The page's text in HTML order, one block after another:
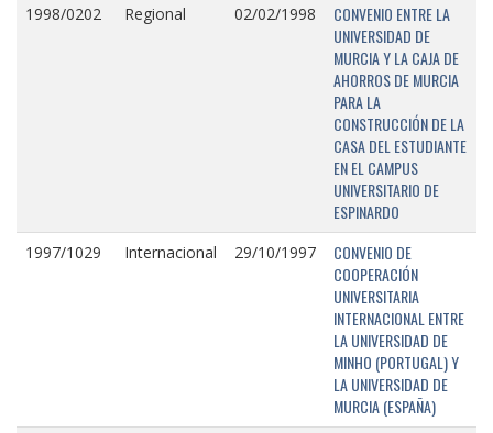
1998/0202 Regional 02/02/1998
CONVENIO ENTRE LA
UNIVERSIDAD DE
MURCIA Y LA CAJA DE
AHORROS DE MURCIA
PARA LA
CONSTRUCCIÓN DE LA
CASA DEL ESTUDIANTE
EN EL CAMPUS
UNIVERSITARIO DE
ESPINARDO
1997/1029 Internacional 29/10/1997
CONVENIO DE
COOPERACIÓN
UNIVERSITARIA
INTERNACIONAL ENTRE
LA UNIVERSIDAD DE
MINHO (PORTUGAL) Y
LA UNIVERSIDAD DE
MURCIA (ESPAÑA)